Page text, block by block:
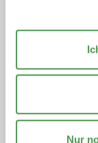
Nur
das
Vergleich zu
wertvollen
meist nur einen